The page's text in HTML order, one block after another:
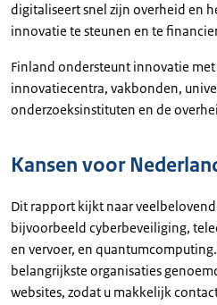
digitaliseert snel zijn overheid en
innovatie te steunen en te
Finland ondersteunt innovatie
innovatiecentra, vakbonden,
onderzoeksinstituten en de
Kansen voor
Dit rapport kijkt naar
bijvoorbeeld cyberbeveiliging,
en vervoer, en
belangrijkste organisaties
websites, zodat u makkelijk